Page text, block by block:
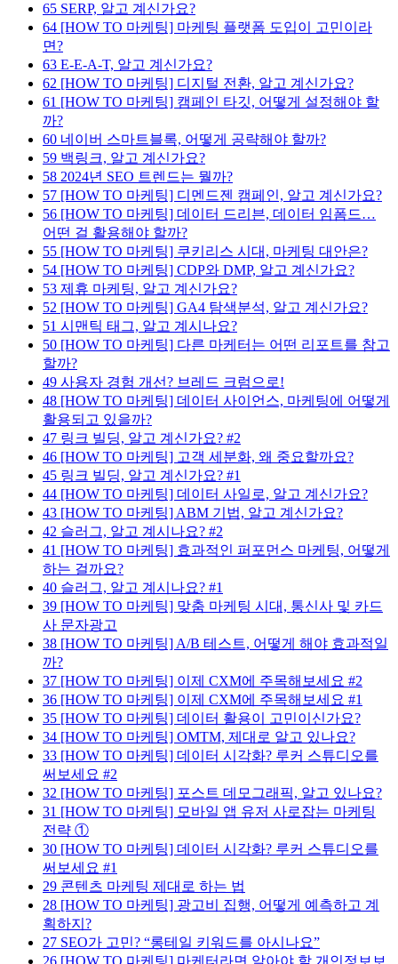
65 SERP, 알고 계신가요?
64 [HOW TO 마케팅] 마케팅 플랫폼 도입이 고민이라
면?
63 E-E-A-T, 알고 계신가요?
62 [HOW TO 마케팅] 디지털 전환, 알고 계신가요?
61 [HOW TO 마케팅] 캠페인 타깃, 어떻게 설정해야 할
까?
60 네이버 스마트블록, 어떻게 공략해야 할까?
59 백링크, 알고 계신가요?
58 2024년 SEO 트렌드는 뭘까?
57 [HOW TO 마케팅] 디멘드젠 캠페인, 알고 계신가요?
56 [HOW TO 마케팅] 데이터 드리븐, 데이터 임폼드…
어떤 걸 활용해야 할까?
55 [HOW TO 마케팅] 쿠키리스 시대, 마케팅 대안은?
54 [HOW TO 마케팅] CDP와 DMP, 알고 계신가요?
53 제휴 마케팅, 알고 계신가요?
52 [HOW TO 마케팅] GA4 탐색분석, 알고 계신가요?
51 시맨틱 태그, 알고 계시나요?
50 [HOW TO 마케팅] 다른 마케터는 어떤 리포트를 참고
할까?
49 사용자 경험 개선? 브레드 크럼으로!
48 [HOW TO 마케팅] 데이터 사이언스, 마케팅에 어떻게
활용되고 있을까?
47 링크 빌딩, 알고 계신가요? #2
46 [HOW TO 마케팅] 고객 세분화, 왜 중요할까요?
45 링크 빌딩, 알고 계신가요? #1
44 [HOW TO 마케팅] 데이터 사일로, 알고 계신가요?
43 [HOW TO 마케팅] ABM 기법, 알고 계신가요?
42 슬러그, 알고 계시나요? #2
41 [HOW TO 마케팅] 효과적인 퍼포먼스 마케팅, 어떻게
하는 걸까요?
40 슬러그, 알고 계시나요? #1
39 [HOW TO 마케팅] 맞춤 마케팅 시대, 통신사 및 카드
사 문자광고
38 [HOW TO 마케팅] A/B 테스트, 어떻게 해야 효과적일
까?
37 [HOW TO 마케팅] 이제 CXM에 주목해보세요 #2
36 [HOW TO 마케팅] 이제 CXM에 주목해보세요 #1
35 [HOW TO 마케팅] 데이터 활용이 고민이신가요?
34 [HOW TO 마케팅] OMTM, 제대로 알고 있나요?
33 [HOW TO 마케팅] 데이터 시각화? 루커 스튜디오를
써보세요 #2
32 [HOW TO 마케팅] 포스트 데모그래픽, 알고 있나요?
31 [HOW TO 마케팅] 모바일 앱 유저 사로잡는 마케팅
전략 ①
30 [HOW TO 마케팅] 데이터 시각화? 루커 스튜디오를
써보세요 #1
29 콘텐츠 마케팅 제대로 하는 법
28 [HOW TO 마케팅] 광고비 집행, 어떻게 예측하고 계
획하지?
27 SEO가 고민? “롱테일 키워드를 아시나요”